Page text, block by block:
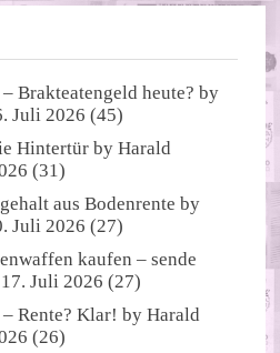
Brakteatengeld heute? by
Juli 2026 (45)
Hintertür byHarald
(31)
aus Bodenrente by
Juli 2026 (27)
kaufen – sende
17. Juli 2026 (27)
Rente? Klar! byHarald
(26)